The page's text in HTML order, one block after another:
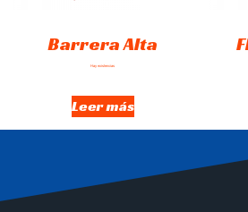
Barrera Alta
Hay existencias
Leer más